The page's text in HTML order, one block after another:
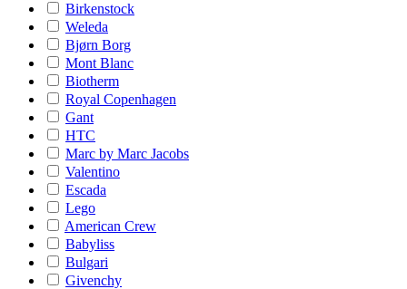
Birkenstock
Weleda
Bjørn Borg
Mont Blanc
Biotherm
Royal Copenhagen
Gant
HTC
Marc by Marc Jacobs
Valentino
Escada
Lego
American Crew
Babyliss
Bulgari
Givenchy